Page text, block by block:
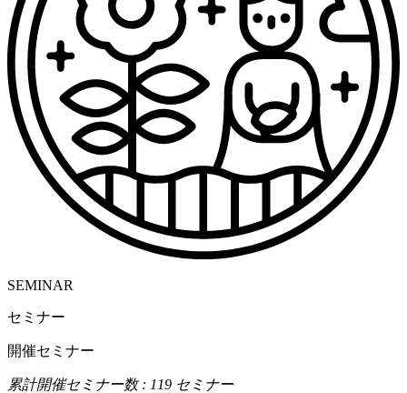
SEMINAR
セミナー
開催セミナー
累計開催セミナー数 : 119 セミナー